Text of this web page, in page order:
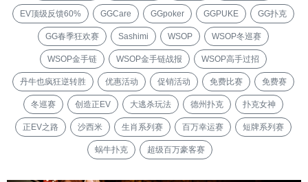
EV顶级反馈60% GGCare GGpoker GGPUKE GG扑克
GG春季狂欢赛 Sashimi WSOP WSOP冬巡赛
WSOP金手链 WSOP金手链战报 WSOP高手过招
丹牛也疯狂逆转胜 优惠活动 促销活动 免费比赛 免费赛
冬巡赛 创造正EV 大逃杀玩法 德州扑克 扑克女神
正EV之路 沙西米 生肖系列赛 百万幸运赛 短牌系列赛
蜗牛扑克 超级百万豪客赛